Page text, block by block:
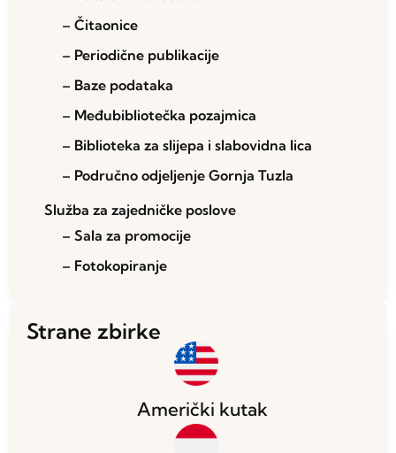
– Čitaonice
– Periodične publikacije
– Baze podataka
– Međubibliotečka pozajmica
– Biblioteka za slijepa i slabovidna lica
– Područno odjeljenje Gornja Tuzla
Služba za zajedničke poslove
– Sala za promocije
– Fotokopiranje
Strane zbirke
Američki kutak